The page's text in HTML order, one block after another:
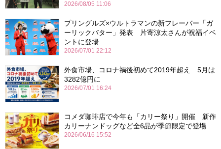
2026/08/05 11:06
プリングルズ×ウルトラマンの新フレーバー「ガ
ーリックバター」発表 片寄涼太さんが祝福イベ
ントに登場
2026/07/01 22:12
外食市場、コロナ禍後初めて2019年超え 5月は
3282億円に
2026/07/01 16:24
コメダ珈琲店で今年も「カリー祭り」開催 新作
カリーナンドッグなど全6品が季節限定で登場
2026/06/16 15:52